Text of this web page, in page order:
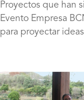
Proyectos que han
Evento Empresa
para proyectar